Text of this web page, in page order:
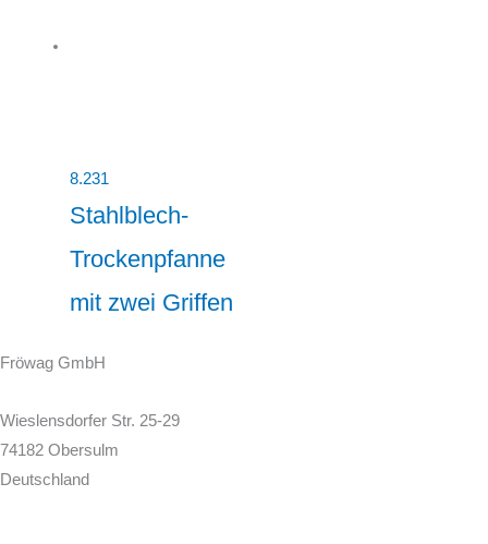
8.231
Stahlblech-
Trockenpfanne
mit zwei Griffen
Fröwag GmbH
Wieslensdorfer Str. 25-29
74182 Obersulm
Deutschland